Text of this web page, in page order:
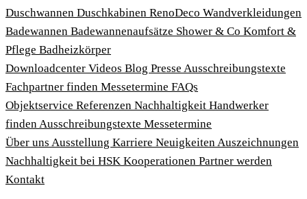
Duschwannen Duschkabinen RenoDeco Wandverkleidungen
Badewannen Badewannenaufsätze Shower & Co Komfort &
Pflege Badheizkörper
Download­center Videos Blog Presse Ausschreibungstexte
Fachpartner finden Messetermine FAQs
Objektservice Referenzen Nachhaltigkeit Handwerker
finden Ausschreibungstexte Messetermine
Über uns Ausstellung Karriere Neuigkeiten Auszeichnungen
Nachhaltigkeit bei HSK Kooperationen Partner werden
Kontakt